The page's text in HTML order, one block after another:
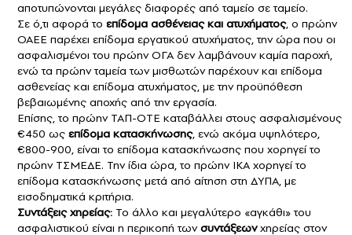
αποτυπώνονται μεγάλες διαφορές από ταμείο σε ταμείο.
Σε ό,τι αφορά το επίδομα ασθένειας και ατυχήματος, ο πρώην
ΟΑΕΕ παρέχει επίδομα εργατικού ατυχήματος, την ώρα που οι
ασφαλισμένοι του πρώην ΟΓΑ δεν λαμβάνουν καμία παροχή,
ενώ τα πρώην ταμεία των μισθωτών παρέχουν και επίδομα
ασθενείας και επίδομα ατυχήματος, με την προϋπόθεση
βεβαιωμένης αποχής από την εργασία.
Επίσης, το πρώην ΤΑΠ-ΟΤΕ καταβάλλει στους ασφαλισμένους
€450 ως επίδομα κατασκήνωσης, ενώ ακόμα υψηλότερο,
€800-900, είναι το επίδομα κατασκήνωσης που χορηγεί το
πρώην ΤΣΜΕΔΕ. Την ίδια ώρα, το πρώην ΙΚΑ χορηγεί το
επίδομα κατασκήνωσης μετά από αίτηση στη ΔΥΠΑ, με
εισοδηματικά κριτήρια.
Συντάξεις χηρείας: Το άλλο και μεγαλύτερο «αγκάθι» του
ασφαλιστικού είναι η περικοπή τωνσυντάξεωνχηρείας στον